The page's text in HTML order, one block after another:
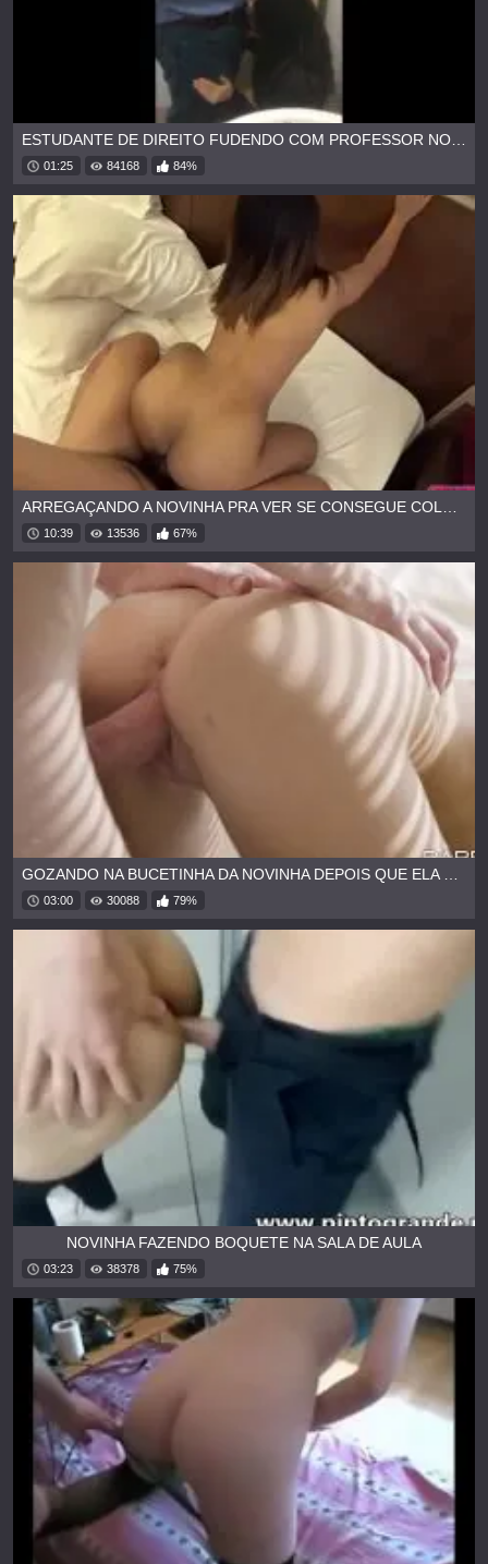
01:25 84168 84%
10:39 13536 67%
GOZANDO NA BUCETINHA DA NOVINHA DEPOIS QUE ELA CHUPOU
03:00 30088 79%
NOVINHA FAZENDO BOQUETE NA SALA DE AULA
03:23 38378 75%